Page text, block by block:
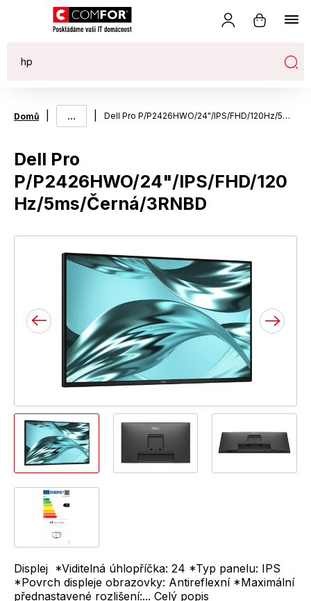
Domů ... Dell Pro P/P2426HWO/24"/IPS/FHD/120Hz/5ms/Černá/3RNBD
Dell Pro
P/P2426HWO/24"/IPS/FHD/120
Hz/5ms/Černá/3RNBD
Displej *Viditelná úhlopříčka: 24 *Typ panelu: IPS
*Povrch displeje obrazovky: Antireflexní *Maximální
přednastavené rozlišení:... Celý popis